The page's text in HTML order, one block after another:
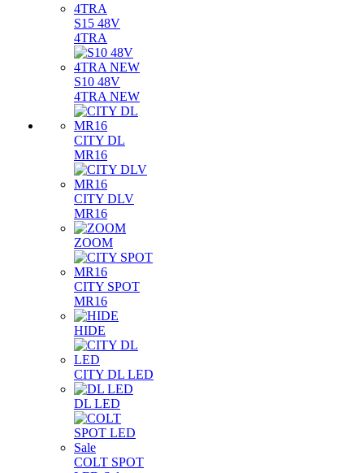
S15 48V
4TRA
S10 48V
4TRA NEW
CITY DL
MR16
CITY DLV
MR16
ZOOM
CITY SPOT
MR16
HIDE
CITY DL LED
DL LED
COLT SPOT